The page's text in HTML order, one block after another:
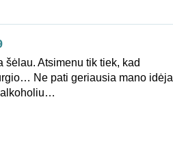
Atsimenu tik tiek, kad
Ne pati geriausia mano idėja
alkoholiu…